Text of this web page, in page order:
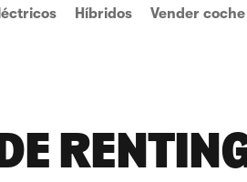
Híbridos Vender coche